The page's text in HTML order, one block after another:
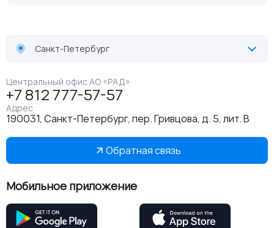
Санкт-Петербург
Центральный офис АО «РАД»
+7 812 777-57-57
Адрес
190031, Санкт-Петербург, пер. Гривцова, д. 5, лит. В
Обратная связь
Мобильное приложение